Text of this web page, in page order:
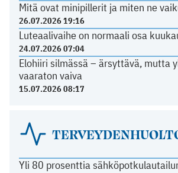
Mitä ovat minipillerit ja miten ne
26.07.2026 19:16
Luteaalivaihe on normaali osa
24.07.2026 07:04
Elohiiri silmässä – ärsyttävä, mutta
vaaraton vaiva
15.07.2026 08:17
Yli 80 prosenttia